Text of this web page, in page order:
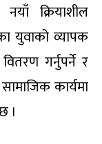
नयाँ क्रियाशील
युवाको व्यापक
गर्नुपर्ने र
कार्यमा
।